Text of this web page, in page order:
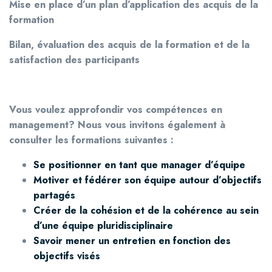
Mise en place d’un plan d’application des acquis de la
formation
Bilan, évaluation des acquis de la formation et de la
satisfaction des participants
Vous voulez approfondir vos compétences en
management? Nous vous invitons également à
consulter les formations suivantes :
Se positionner en tant que manager d’équipe
Motiver et fédérer son équipe autour d’objectifs
partagés
Créer de la cohésion et de la cohérence au sein
d’une équipe pluridisciplinaire
Savoir mener un entretien en fonction des
objectifs visés